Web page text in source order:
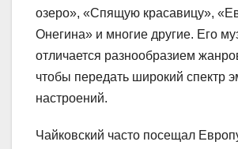
озеро», «Спящую красавицу»,
Онегина» и многие другие. Его
отличается разнообразием
чтобы передать широкий спектр
настроений.
Чайковский часто посещал